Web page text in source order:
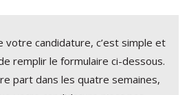
votre candidature, c’est simple et
remplir le formulaire ci-dessous.
part dans les quatre semaines,